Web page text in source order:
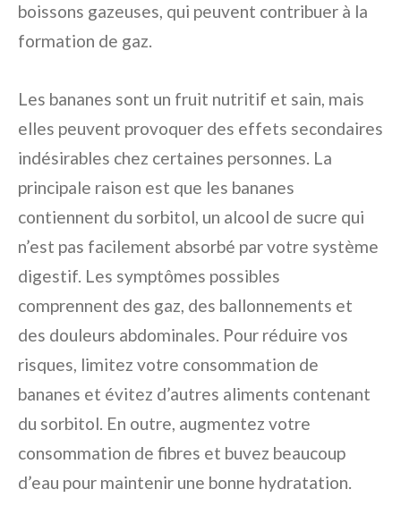
boissons gazeuses, qui peuvent contribuer à la
formation de gaz.
Les bananes sont un fruit nutritif et sain, mais
elles peuvent provoquer des effets secondaires
indésirables chez certaines personnes. La
principale raison est que les bananes
contiennent du sorbitol, un alcool de sucre qui
n’est pas facilement absorbé par votre système
digestif. Les symptômes possibles
comprennent des gaz, des ballonnements et
des douleurs abdominales. Pour réduire vos
risques, limitez votre consommation de
bananes et évitez d’autres aliments contenant
du sorbitol. En outre, augmentez votre
consommation de fibres et buvez beaucoup
d’eau pour maintenir une bonne hydratation.